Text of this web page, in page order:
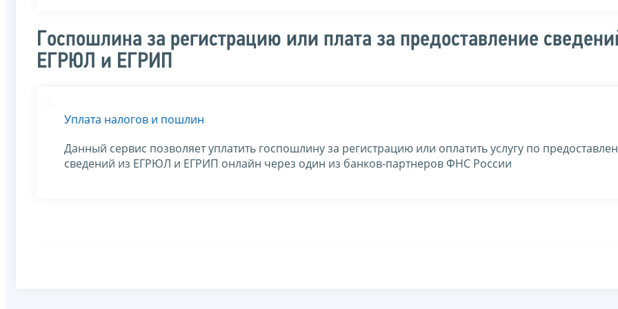
Госпошлина за регистрацию или плата за предоставление
ЕГРЮЛ и ЕГРИП
Уплата налогов и пошлин
Данный сервис позволяет уплатить госпошлину за регистрацию или оплатить услугу по
сведений из ЕГРЮЛ и ЕГРИП онлайн через один из банков-партнеров ФНС России